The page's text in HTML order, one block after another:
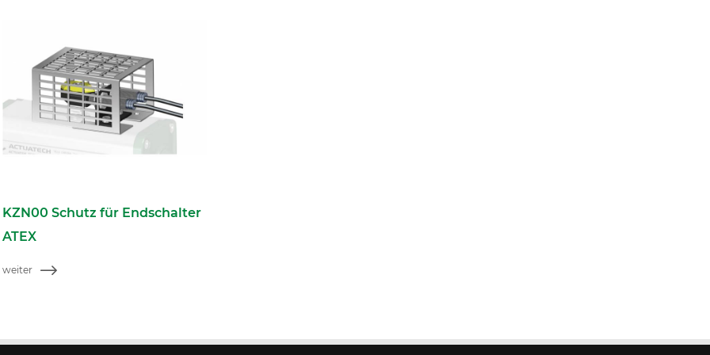
KZN00 Schutz für Endschalter
ATEX
weiter